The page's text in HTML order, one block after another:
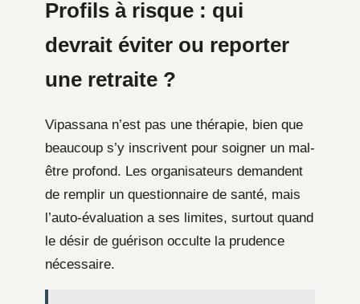
Profils à risque : qui
devrait éviter ou reporter
une retraite ?
Vipassana n’est pas une thérapie, bien que
beaucoup s’y inscrivent pour soigner un mal-
être profond. Les organisateurs demandent
de remplir un questionnaire de santé, mais
l’auto-évaluation a ses limites, surtout quand
le désir de guérison occulte la prudence
nécessaire.